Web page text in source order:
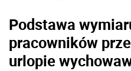
Podstawa
pracowników
urlopie